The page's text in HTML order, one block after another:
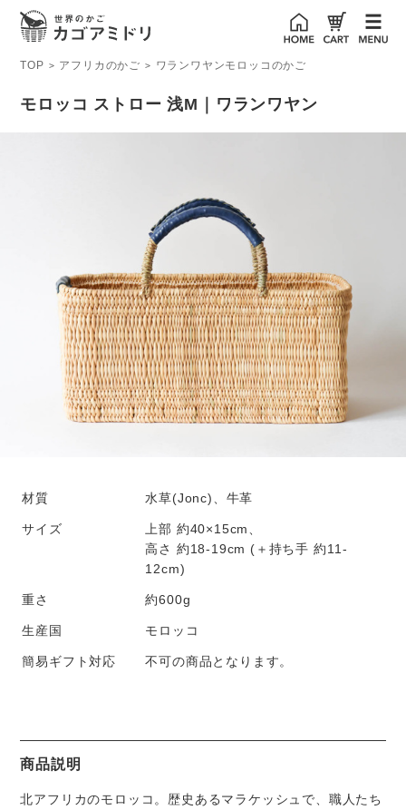
TOP > アフリカのかご > ワランワヤンモロッコのかご
モロッコ ストロー 浅M｜ワランワヤン
材質 水草(Jonc)、牛革
サイズ
上部 約40×15cm、
高さ 約18-19cm (＋持ち手 約11-
12cm)
重さ 約600g
生産国 モロッコ
簡易ギフト対応 不可の商品となります。
商品説明
北アフリカのモロッコ。歴史あるマラケッシュで、職人たち